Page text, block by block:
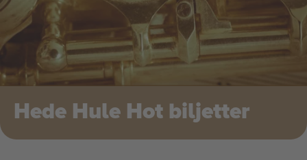
Hede Hule Hot biljetter